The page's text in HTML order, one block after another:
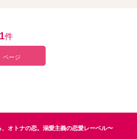
1件
ページ
オトナの恋。溺愛主義の恋愛レーベル〜